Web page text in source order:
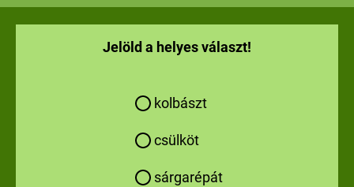
Jelöld a helyes választ!
kolbászt
csülköt
sárgarépát